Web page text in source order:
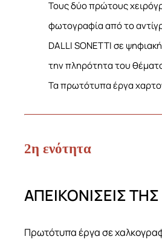
Τους δύο πρώτους
φωτογραφία από το
DALLI SONETTI σε
την πληρότητα του
Τα πρωτότυπα έργα
2η ενότητα
ΑΠΕΙΚΟΝΙΣΕΙΣ
Πρωτότυπα έργα σε